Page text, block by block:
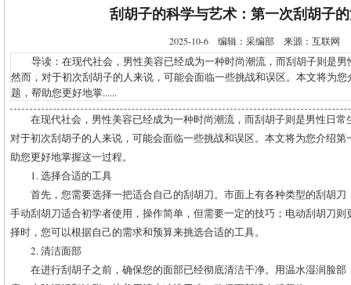
刮胡子的科学与艺术：第一次刮胡子
2025-10-6 编辑：采编部 来源：互联网
导读：在现代社会，男性美容已经成为一种时尚潮流，而刮胡子则是男
然而，对于初次刮胡子的人来说，可能会面临一些挑战和误区。本文将为
题，帮助您更好地掌......
在现代社会，男性美容已经成为一种时尚潮流，而刮胡子则是男性日
对于初次刮胡子的人来说，可能会面临一些挑战和误区。本文将为您介绍
助您更好地掌握这一过程。
1. 选择合适的工具
首先，您需要选择一把适合自己的刮胡刀。市面上有各种类型的刮胡
手动刮胡刀适合初学者使用，操作简单，但需要一定的技巧；电动刮胡刀
择时，您可以根据自己的需求和预算来挑选合适的工具。
2. 清洁面部
在进行刮胡子之前，确保您的面部已经彻底清洁干净。用温水湿润脸